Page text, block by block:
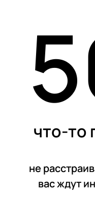
что-то
не
вас ждут